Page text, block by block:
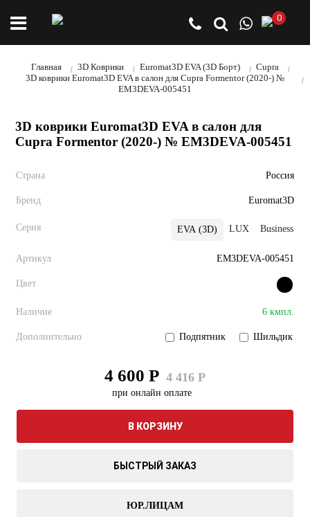
0
Главная 3D Коврики Euromat3D EVA (3D Борт)
Cupra
3D коврики Euromat3D EVA в салон для Cupra Formentor (2020-) №
EM3DEVA-005451
3D коврики Euromat3D EVA в салон для
Cupra Formentor (2020-) № EM3DEVA-005451
Страна Россия
Бренд Euromat3D
Серия EVA (3D) LUX Business
Артикул EM3DEVA-005451
Цвет
Наличие 6 кмпл.
Дополнительно Подпятник Шильдик
4 600 Р 4 416 Р
при онлайн оплате
В КОРЗИНУ
БЫСТРЫЙ ЗАКАЗ
ЮР.ЛИЦАМ